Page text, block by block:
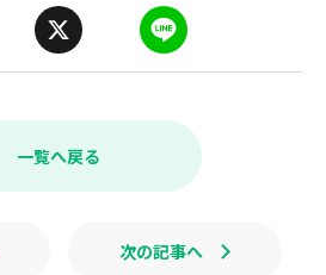
e
一覧へ戻る
次の記事へ